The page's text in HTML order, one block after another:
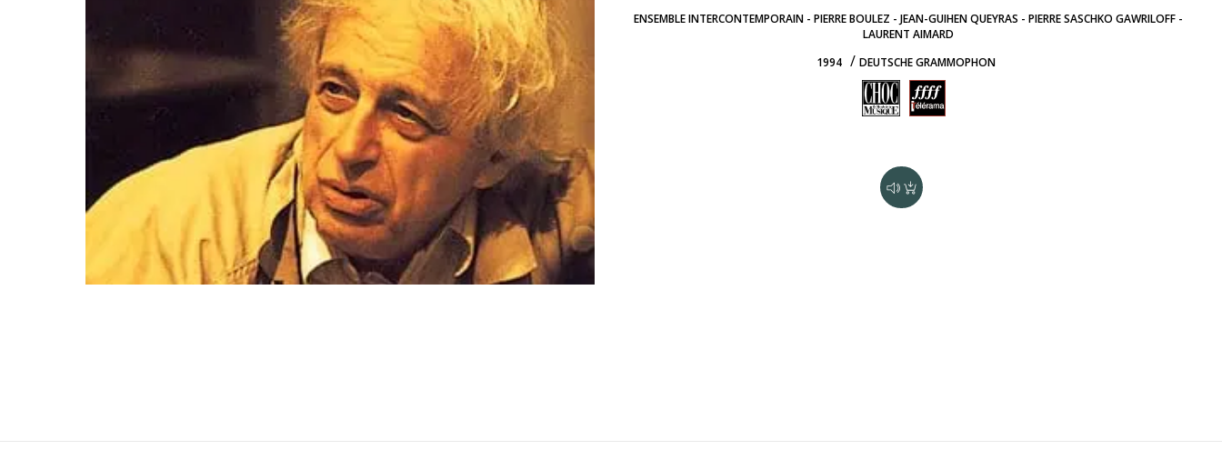
ENSEMBLE INTERCONTEMPORAIN - PIERRE BOULEZ - JEAN-GUIHEN QUEYRAS - PIERRE SASCHKO GAWRILOFF -
LAURENT AIMARD
1994 / DEUTSCHE GRAMMOPHON